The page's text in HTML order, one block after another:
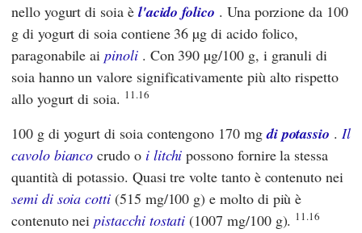
nello yogurt di soia è l'acido folico . Una porzione da 100
g di yogurt di soia contiene 36 µg di acido folico,
paragonabile aipinoli. Con 390 µg/100 g, i granuli di
soia hanno un valore significativamente più alto rispetto
allo yogurt di soia. 11.16
100 g di yogurt di soia contengono 170 mgdi potassio . Il
cavolo bianco crudo o i litchi possono fornire la stessa
quantità di potassio. Quasi tre volte tanto è contenuto nei
semi di soia cotti (515 mg/100 g) e molto di più è
contenuto neipistacchi tostati (1007 mg/100 g). 11.16